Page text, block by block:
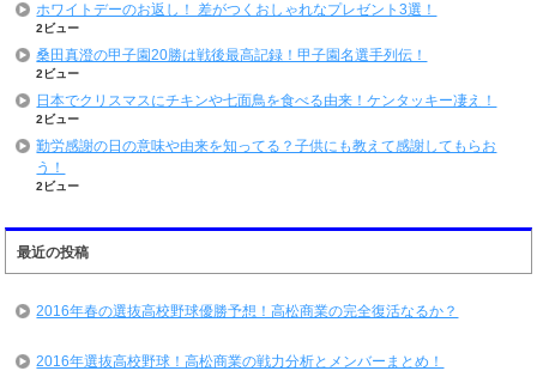
ホワイトデーのお返し！ 差がつくおしゃれなプレゼント3選！
2ビュー
桑田真澄の甲子園20勝は戦後最高記録！甲子園名選手列伝！
2ビュー
日本でクリスマスにチキンや七面鳥を食べる由来！ケンタッキー凄え！
2ビュー
勤労感謝の日の意味や由来を知ってる？子供にも教えて感謝してもらお
う！
2ビュー
最近の投稿
2016年春の選抜高校野球優勝予想！高松商業の完全復活なるか？
2016年選抜高校野球！高松商業の戦力分析とメンバーまとめ！